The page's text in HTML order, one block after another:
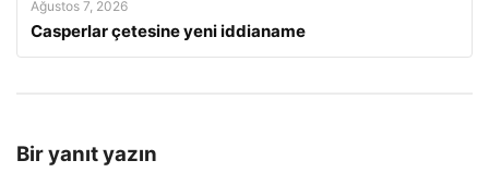
Ağustos 7, 2026
Casperlar çetesine yeni iddianame
Bir yanıt yazın